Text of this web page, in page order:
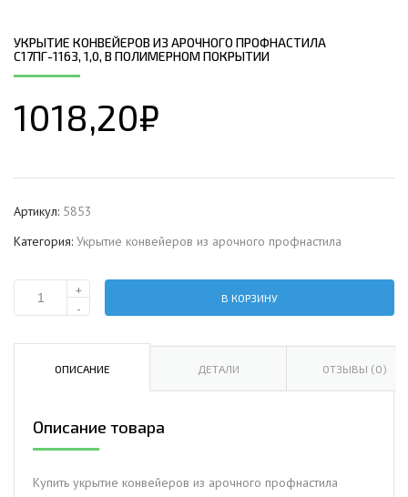
УКРЫТИЕ КОНВЕЙЕРОВ ИЗ АРОЧНОГО ПРОФНАСТИЛА
С17ПГ-1163, 1,0, В ПОЛИМЕРНОМ ПОКРЫТИИ
1018,20₽
Артикул: 5853
Категория: Укрытие конвейеров из арочного профнастила
Количество
конвейеров
С17ПГ-1163,
полимерном
+
-
В КОРЗИНУ
ОПИСАНИЕ ДЕТАЛИ ОТЗЫВЫ (0)
Описание товара
Купить укрытие конвейеров из арочного профнастила